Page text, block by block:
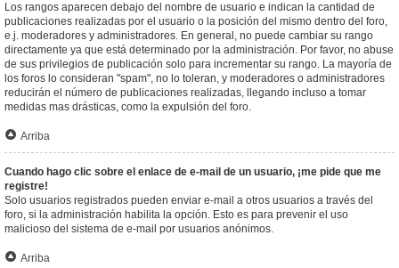
Los rangos aparecen debajo del nombre de usuario e indican la cantidad de
publicaciones realizadas por el usuario o la posición del mismo dentro del foro,
e.j. moderadores y administradores. En general, no puede cambiar su rango
directamente ya que está determinado por la administración. Por favor, no abuse
de sus privilegios de publicación solo para incrementar su rango. La mayoría de
los foros lo consideran "spam", no lo toleran, y moderadores o administradores
reducirán el número de publicaciones realizadas, llegando incluso a tomar
medidas mas drásticas, como la expulsión del foro.
Arriba
Cuando hago clic sobre el enlace de e-mail de un usuario, ¡me pide que me
registre!
Solo usuarios registrados pueden enviar e-mail a otros usuarios a través del
foro, si la administración habilita la opción. Esto es para prevenir el uso
malicioso del sistema de e-mail por usuarios anónimos.
Arriba